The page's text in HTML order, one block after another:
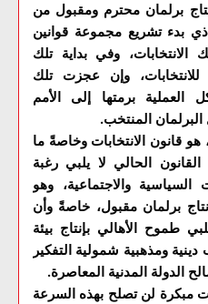
برلمان محترم ومقبول من
بدء تشريع مجموعة قوانين
الانتخابات، وفي بداية تلك
للانتخابات، وإن عجزت تلك
العملية برمتها إلى الأمم
المنتخب.
هو قانون الانتخابات وخاصةً ما
القانون الحالي لا يلبي رغبة
السياسية والاجتماعية، وهو
برلمان مقبول، خاصةً وأن
طموح الأهالي بإنتاج بيئة
ومذهبية شمولية التفكير
الدولة المدنية المعاصرة.
مبكرة لن تصلح بهذه السرعة